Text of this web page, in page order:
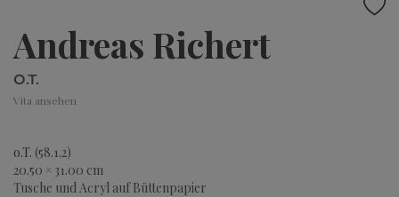
Andreas Richert
O.T.
Vita ansehen
o.T. (58.1.2)
20.50 × 31.00 cm
Tusche und Acryl auf Büttenpapier